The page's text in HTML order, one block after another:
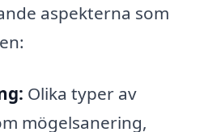
aspekterna som
Olika typer av
mögelsanering,